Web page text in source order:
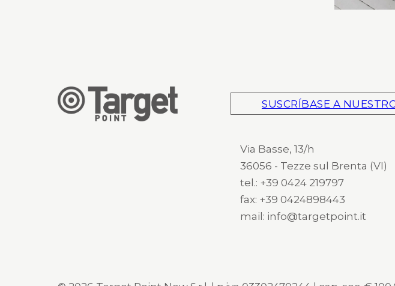
SUSCRÍBASE A
Via Basse, 13/h
36056 - Tezze sul Brenta (VI)
tel.: +39 0424 219797
fax: +39 0424898443
mail: info@targetpoint.it